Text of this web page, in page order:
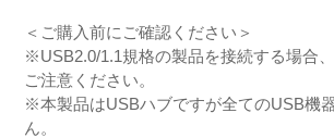
＜ご購入前にご確認ください＞
※USB2.0/1.1規格の製品を接続する場合
ご注意ください。
※本製品はUSBハブですが全てのUSB機
ん。